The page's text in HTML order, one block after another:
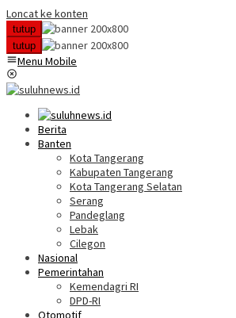
Loncat ke konten
tutup
tutup
Menu Mobile
Berita
Banten
Kota Tangerang
Kabupaten Tangerang
Kota Tangerang Selatan
Serang
Pandeglang
Lebak
Cilegon
Nasional
Pemerintahan
Kemendagri RI
DPD-RI
Otomotif